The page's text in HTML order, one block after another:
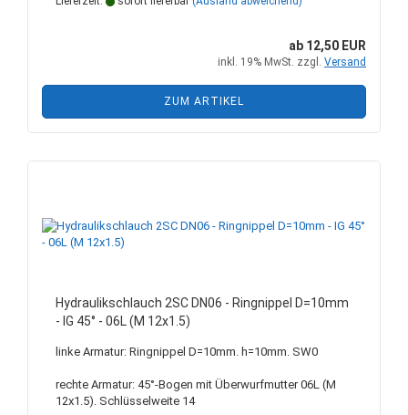
ab 12,50 EUR
inkl. 19% MwSt. zzgl. Versand
ZUM ARTIKEL
Hydraulikschlauch 2SC DN06 - Ringnippel D=10mm
- IG 45° - 06L (M 12x1.5)
linke Armatur: Ringnippel D=10mm. h=10mm. SW0
rechte Armatur: 45°-Bogen mit Überwurfmutter 06L (M
12x1.5). Schlüsselweite 14